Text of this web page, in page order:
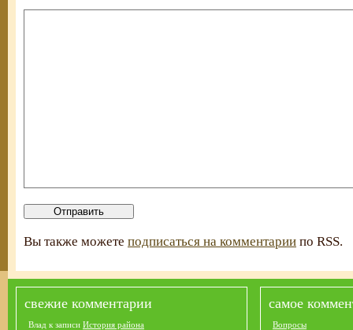
Вы также можете подписаться на комментарии по RSS.
свежие комментарии
Влад к записи История района
самое
Вопросы